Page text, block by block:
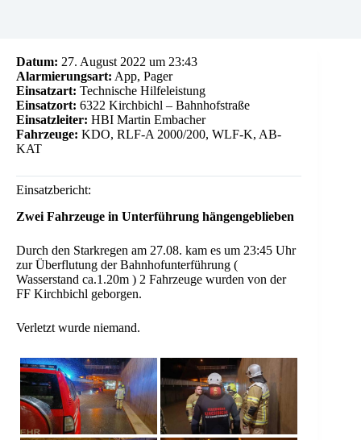
Datum: 27. August 2022 um 23:43
Alarmierungsart: App, Pager
Einsatzart: Technische Hilfeleistung
Einsatzort: 6322 Kirchbichl – Bahnhofstraße
Einsatzleiter: HBI Martin Embacher
Fahrzeuge: KDO, RLF-A 2000/200, WLF-K, AB-
KAT
Einsatzbericht:
Zwei Fahrzeuge in Unterführung hängengeblieben
Durch den Starkregen am 27.08. kam es um 23:45 Uhr
zur Überflutung der Bahnhofunterführung (
Wasserstand ca.1.20m ) 2 Fahrzeuge wurden von der
FF Kirchbichl geborgen.
Verletzt wurde niemand.